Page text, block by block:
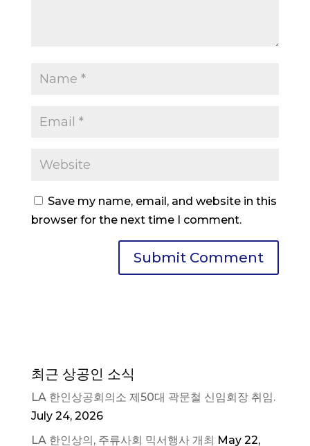
Save my name, email, and website in this
browser for the next time I comment.
최근 상공인 소식
LA 한인상공회의소 제50대 곽문철 신임회장 취임.
July 24, 2026
LA 한인상의, 주류사회 믹서행사 개최 May 22,